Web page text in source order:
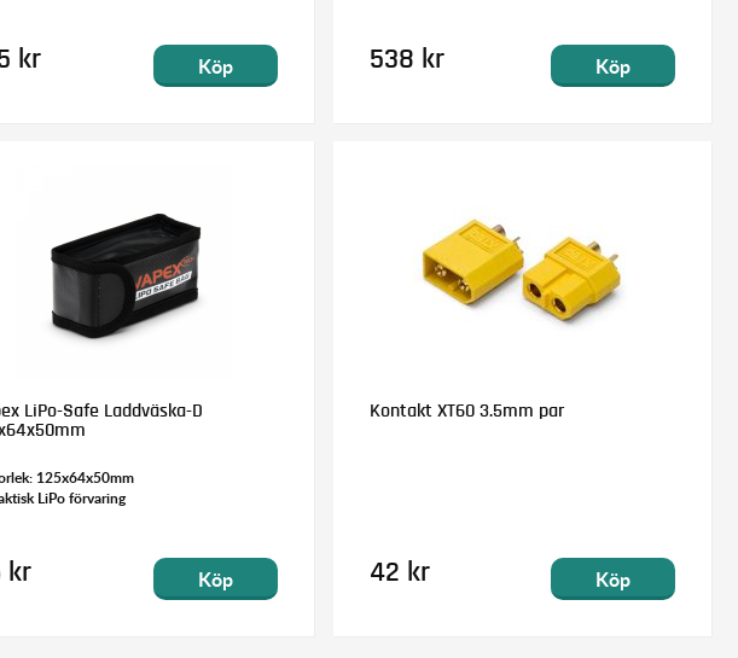
kr Köp 538 kr Köp
LiPo-Safe Laddväska-D
125x64x50mm
LiPo förvaring
kr Köp
Kontakt XT60 3.5mm par
42 kr Köp